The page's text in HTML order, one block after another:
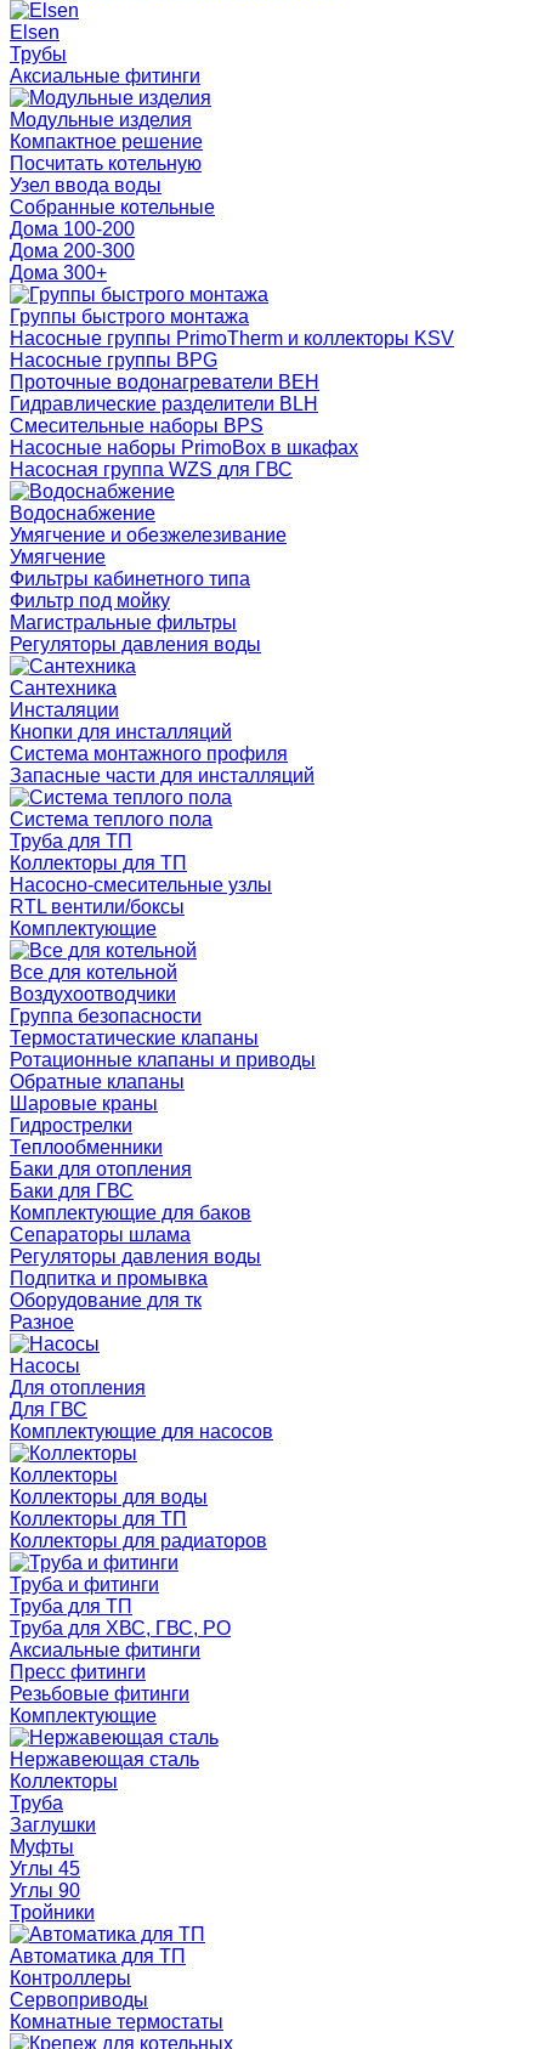
Elsen
Трубы
Аксиальные фитинги
Модульные изделия
Компактное решение
Посчитать котельную
Узел ввода воды
Собранные котельные
Дома 100-200
Дома 200-300
Дома 300+
Группы быстрого монтажа
Насосные группы PrimoTherm и коллекторы KSV
Насосные группы BPG
Проточные водонагреватели BEH
Гидравлические разделители BLH
Смесительные наборы BPS
Насосные наборы PrimoBox в шкафах
Насосная группа WZS для ГВС
Водоснабжение
Умягчение и обезжелезивание
Умягчение
Фильтры кабинетного типа
Фильтр под мойку
Магистральные фильтры
Регуляторы давления воды
Сантехника
Инсталяции
Кнопки для инсталляций
Система монтажного профиля
Запасные части для инсталляций
Система теплого пола
Труба для ТП
Коллекторы для ТП
Насосно-смесительные узлы
RTL вентили/боксы
Комплектующие
Все для котельной
Воздухоотводчики
Группа безопасности
Термостатические клапаны
Ротационные клапаны и приводы
Обратные клапаны
Шаровые краны
Гидрострелки
Теплообменники
Баки для отопления
Баки для ГВС
Комплектующие для баков
Сепараторы шлама
Регуляторы давления воды
Подпитка и промывка
Оборудование для тк
Разное
Насосы
Для отопления
Для ГВС
Комплектующие для насосов
Коллекторы
Коллекторы для воды
Коллекторы для ТП
Коллекторы для радиаторов
Труба и фитинги
Труба для ТП
Труба для ХВС, ГВС, РО
Аксиальные фитинги
Пресс фитинги
Резьбовые фитинги
Комплектующие
Нержавеющая сталь
Коллекторы
Труба
Заглушки
Муфты
Углы 45
Углы 90
Тройники
Автоматика для ТП
Контроллеры
Сервоприводы
Комнатные термостаты